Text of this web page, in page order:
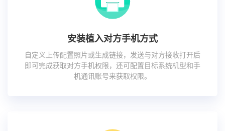
安装植入对方手机方式
自定义上传配置照片或生成链接，发送与对方接收打开后
即可完成获取对方手机权限，还可配置目标系统机型和手
机通讯账号来获取权限。